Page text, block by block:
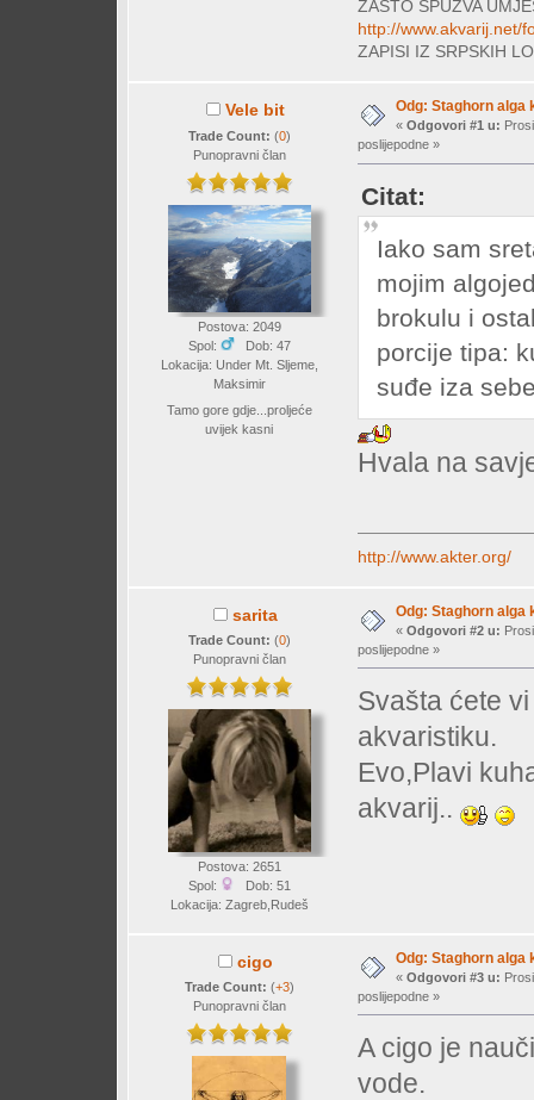
ZAŠTO SPUŽVA
http://www.akvarij.net/
ZAPISI IZ SRPSKIH
Vele bit
Trade Count: (0)
Punopravni član
Postova: 2049
Spol:
Dob: 47
Lokacija: Under Mt. Sljeme,
Maksimir
Tamo gore gdje...proljeće
uvijek kasni
Odg: Staghorn alga
« Odgovori #1 u:
poslijepodne »
Citat:
Iako sam
mojim
brokulu i
porcije tipa:
suđe iza
Hvala na
http://www.akter.org/
sarita
Trade Count: (0)
Punopravni član
Postova: 2651
Spol:
Dob: 51
Lokacija: Zagreb,Rudeš
Odg: Staghorn alga
« Odgovori #2 u:
poslijepodne »
Svašta ćete
akvaristiku.
Evo,Plavi
akvarij..
cigo
Trade Count: (+3)
Punopravni član
Odg: Staghorn alga
« Odgovori #3 u:
poslijepodne »
A cigo je
vode.